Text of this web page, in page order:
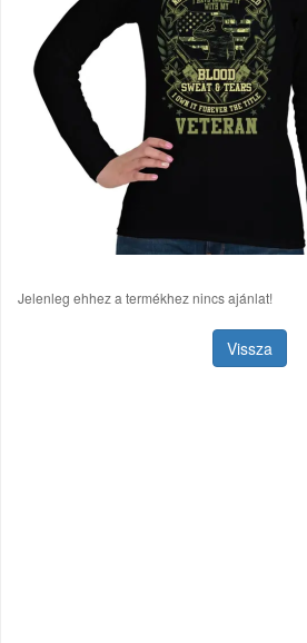
Jelenleg ehhez a termékhez nincs ajánlat!
Vissza